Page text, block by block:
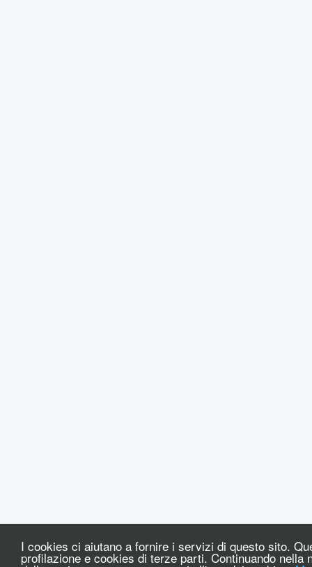
I cookies ci aiutano a fornire i servizi di questo sito.
profilazione e cookies di terze parti. Continuando nella